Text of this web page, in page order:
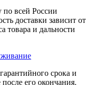
по всей России
доставки зависит от
товара и дальности
срока и
его окончания.